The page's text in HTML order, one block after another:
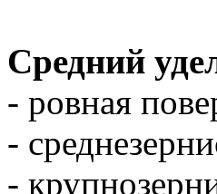
Средний
- ровная
-
-